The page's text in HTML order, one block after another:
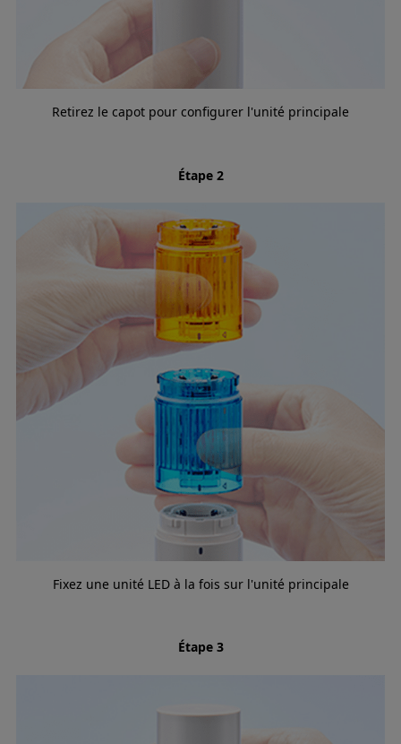
Retirez le capot pour configurer l'unité principale
Étape 2
Fixez une unité LED à la fois sur l'unité principale
Étape 3